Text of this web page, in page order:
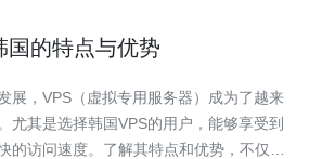
国的特点与优势
展，VPS（虚拟专用服务器）成为了越来
尤其是选择韩国VPS的用户，能够享受到
的访问速度。了解其特点和优势，不仅有